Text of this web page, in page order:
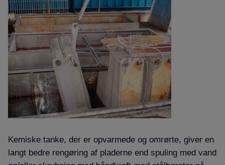
Kemiske tanke, der er opvarmede og omrørte, giver en
langt bedre rengøring af pladerne end spuling med vand